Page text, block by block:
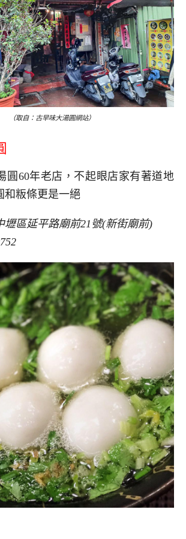
（取自：古早味大湯圓網站）
圓60年老店，不起眼店家有著道地
和粄條更是一絕
壢區延平路廟前21號(新街廟前)